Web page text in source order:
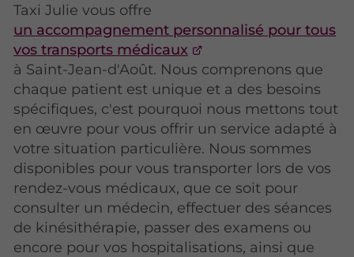
Taxi Julie vous offre
un accompagnement personnalisé pour tous
vos transports médicaux
à Saint-Jean-d'Août. Nous comprenons que
chaque patient est unique et a des besoins
spécifiques, c'est pourquoi nous mettons tout
en œuvre pour vous offrir un service adapté à
votre situation particulière. Nous sommes
disponibles pour vous transporter lors de vos
rendez-vous médicaux, que ce soit pour
consulter un médecin, effectuer des séances
de kinésithérapie, passer des examens ou
encore pour vos hospitalisations, ainsi que